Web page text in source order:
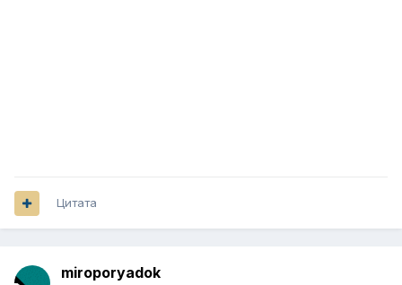
Цитата
miroporyadok